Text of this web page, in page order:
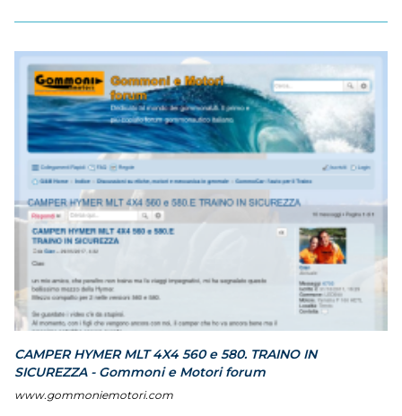
CAMPER HYMER MLT 4X4 560 e 580. TRAINO IN
SICUREZZA - Gommoni e Motori forum
www.gommoniemotori.com